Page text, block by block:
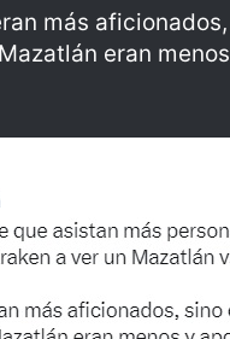
más
eran